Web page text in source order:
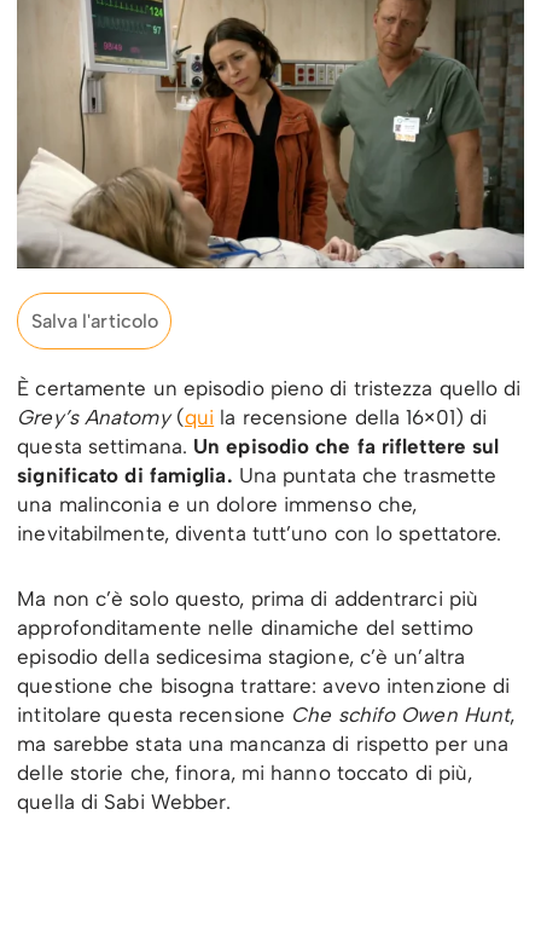
Salva l'articolo
È certamente un episodio pieno di tristezza quello di
Grey’s Anatomy(qui la recensione della 16×01) di
questa settimana. Un episodio che fa riflettere sul
significato di famiglia. Una puntata che trasmette
una malinconia e un dolore immenso che,
inevitabilmente, diventa tutt’uno con lo spettatore.
Ma non c’è solo questo, prima di addentrarci più
approfonditamente nelle dinamiche del settimo
episodio della sedicesima stagione, c’è un’altra
questione che bisogna trattare: avevo intenzione di
intitolare questa recensione Che schifo Owen Hunt,
ma sarebbe stata una mancanza di rispetto per una
delle storie che, finora, mi hanno toccato di più,
quella di Sabi Webber.